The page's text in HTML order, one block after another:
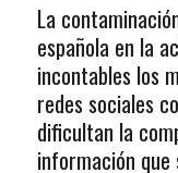
La
española en la
incontables los
redes sociales
dificultan la
información